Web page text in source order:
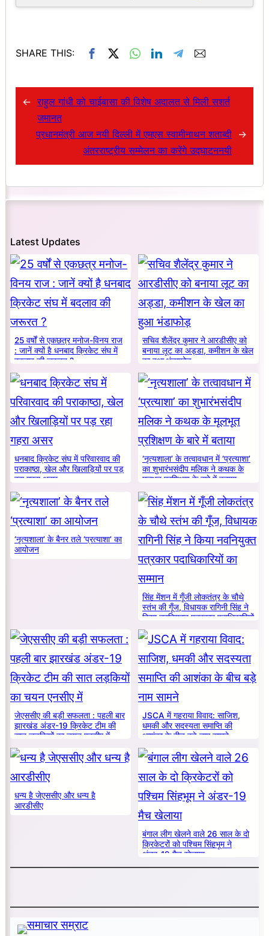
SHARE THIS:
← राहुल गांधी को चाईबासा की विशेष अदालत से मिली सशर्त
जमानत
प्रधानमंत्री आज नयी दिल्ली में एमएस स्वामीनाथन शताब्दी
अंतरराष्ट्रीय सम्मेलन का करेंगे उद्घाटननयी
→
Latest Updates
25 वर्षों से एकछत्र मनोज-विनय राज
: जानें क्यों है धनबाद क्रिकेट संघ में
बदलाव की जरूरत ?
सचिव शैलेंद्र कुमार ने आरडीसीए को
बनाया लूट का अड्डा, कमीशन के खेल
का हुआ भंडाफोड़
धनबाद क्रिकेट संघ में परिवारवाद की
पराकाष्ठा, खेल और खिलाड़ियों पर पड़
रहा गहरा असर
‘नृत्यशाला’ के तत्वावधान में ‘प्रत्याशा’
का शुभारंभसंदीप मलिक ने कथक के
मूलभूत प्रशिक्षण के बारे में बताया
‘नृत्यशाला’ के बैनर तले ‘प्रत्याशा’ का
आयोजन
सिंह मेंशन में गूँजी लोकतंत्र के चौथे
स्तंभ की गूँज, विधायक रागिनी सिंह ने
किया नवनियुक्त पत्रकार पदाधिकारियों
का सम्मान
जेएससीए की बड़ी सफलता : पहली बार
झारखंड अंडर-19 क्रिकेट टीम की
सात लड़कियों का चयन एनसीए में
JSCA में गहराया विवाद: साजिश,
धमकी और सदस्यता समाप्ति की
आशंका के बीच बड़े नाम सामने
धन्य है जेएससीए और धन्य है
आरडीसीए
बंगाल लीग खेलने वाले 26 साल के दो
क्रिकेटरों को पश्चिम सिंहभूम ने
अंडर-19 मैच खेलाया